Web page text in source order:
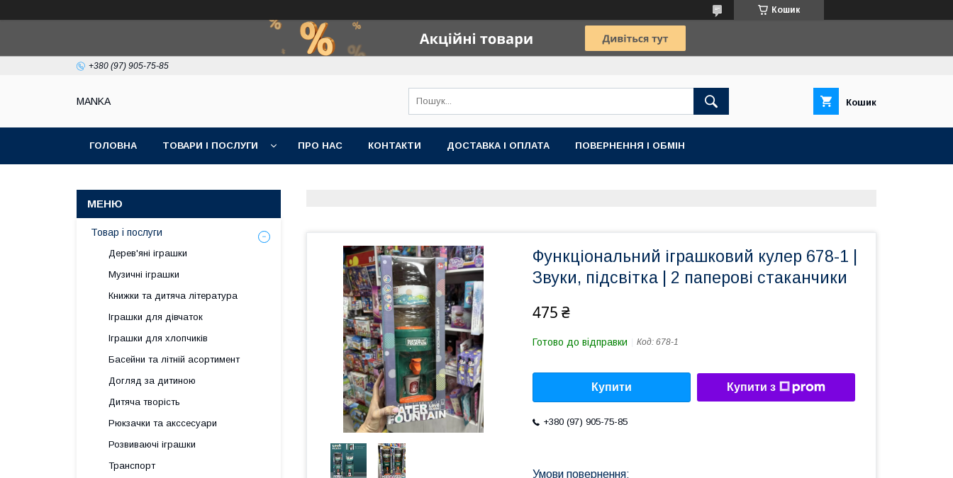
Кошик
+380 (97) 905-75-85
МАNKА Кошик
ГОЛОВНА ТОВАРИ І ПОСЛУГИ ПРО НАС КОНТАКТИ ДОСТАВКА І ОПЛАТА ПОВЕРНЕННЯ І ОБМІН
Функціональний іграшковий кулер 678-1 |
Звуки, підсвітка | 2 паперові стаканчики
475 ₴
Готово до відправки Код: 678-1
Купити Купити з
+380 (97) 905-75-85
Товар і послуги
Дерев'яні іграшки
Музичні іграшки
Книжки та дитяча література
Іграшки для дівчаток
Іграшки для хлопчиків
Басейни та літній асортимент
Догляд за дитиною
Дитяча творість
Рюкзачки та акссесуари
Розвиваючі іграшки
Транспорт